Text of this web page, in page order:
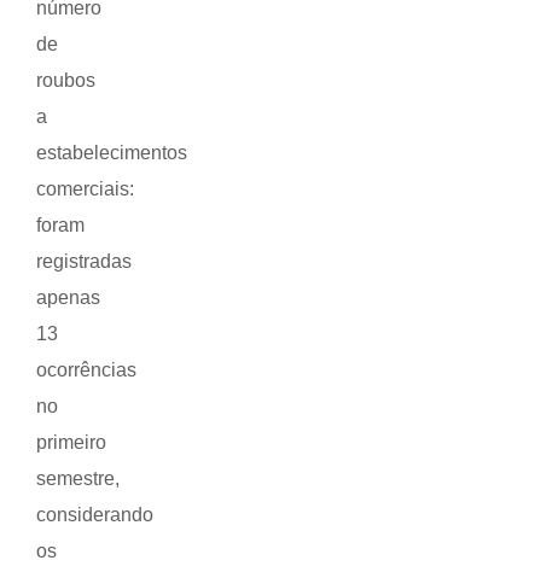
número
de
roubos
a
estabelecimentos
comerciais:
foram
registradas
apenas
13
ocorrências
no
primeiro
semestre,
considerando
os